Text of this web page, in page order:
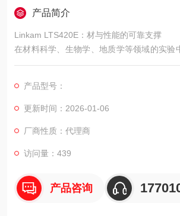
产品简介
Linkam LTS420E：材与性能的可靠支撑
在材料科学、生物学、地质学等领域的实验
化对观察样本特性至关重要。Linkam 推出
验室开展温控实验的可靠选择，为科研人员
环境下的变化提供有力支持。
产品型号：
更新时间：2026-01-06
厂商性质：代理商
访问量：439
产品咨询